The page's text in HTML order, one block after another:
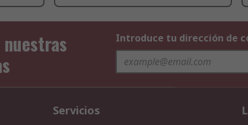
Introduce tu dirección de
Servicios